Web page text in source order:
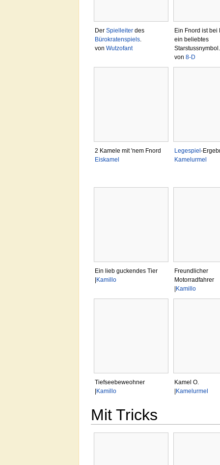
Der Spielleiter des
Bürokratenspiels.
von Wutzofant
Ein Fnord ist bei
ein beliebtes
Starstussnymbol.
von 8-D
2 Kamele mit 'nem Fnord
Eiskamel
Legespiel -
Kamelurmel
Ein lieb guckendes Tier
Kamillo
Freundlicher
Motorradfahrer
Kamillo
Tiefseebeweohner
Kamillo
Kamel O.
Kamelurmel
Mit Tricks